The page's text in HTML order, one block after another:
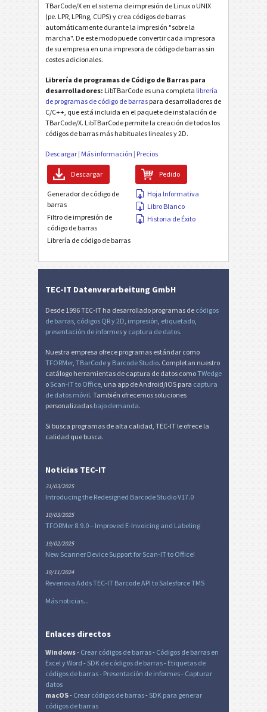
TBarCode/X en el sistema de impresión de Linux o UNIX
(pe. LPR, LPRng, CUPS) y crea códigos de barras
automáticamente durante la impresión "sobre la
marcha". De este modo puede convertir cada impresora
de su empresa en una impresora de código de barras sin
costes adicionales.
Librería de programas de Código de Barras para
desarrolladores: LibTBarCode es una completa librería
de programas de código de barras para desarrolladores de
C/C++, que está incluida en el paquete de instalación de
TBarCode/X. LibTBarCode permite la creación de todos los
códigos de barras más habituales lineales y 2D.
Descargar | Más información | Precios
Descargar Pedido
Hoja Informativa
Libro Blanco
Historia de Éxito
Generador de código de
barras
Filtro de impresión de
código de barras
Librería de código de barras
TEC-IT Datenverarbeitung GmbH
Desde 1996 TEC-IT ha desarrollado programas de códigos
de barras, códigos QR y 2D, impresión, etiquetado,
presentación de informesy captura de datos.
Nuestra empresa ofrece programas estándar como
TFORMer, TBarCodey Barcode Studio. Completan nuestro
catálogo herramientas de captura de datos comoTWedge
o Scan-IT to Office, una app de Android/iOS para captura
de datos móvil. También ofrecemos soluciones
personalizadas bajo demanda.
Si busca programas de alta calidad, TEC-IT le ofrece la
calidad que busca.
Noticias TEC-IT
31/03/2025
Introducing the Redesigned Barcode Studio V17.0
10/03/2025
TFORMer 8.9.0 – Improved E-Invoicing and Labeling
19/02/2025
New Scanner Device Support for Scan-IT to Office!
19/11/2024
Revenova Adds TEC-IT Barcode API to Salesforce TMS
Más noticias...
Enlaces directos
Windows- Crear códigos de barras- Códigos de barras en
Excely Word - SDK de códigos de barras- Etiquetas de
códigos de barras- Presentación de informes- Capturar
datos
macOS- Crear códigos de barras- SDK para generar
códigos de barras